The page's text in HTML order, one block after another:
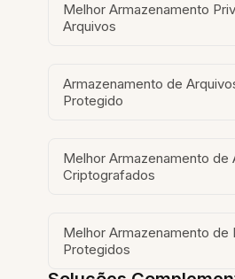
Melhor Armazenamento
Arquivos
Armazenamento de
Protegido
Melhor Armazenamento de
Criptografados
Melhor Armazenamento de
Protegidos